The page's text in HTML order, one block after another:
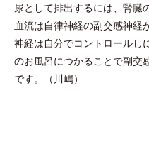
尿として排出するには、腎臓
血流は自律神経の副交感神経
神経は自分でコントロール
のお風呂につかることで副交
です。（川嶋）